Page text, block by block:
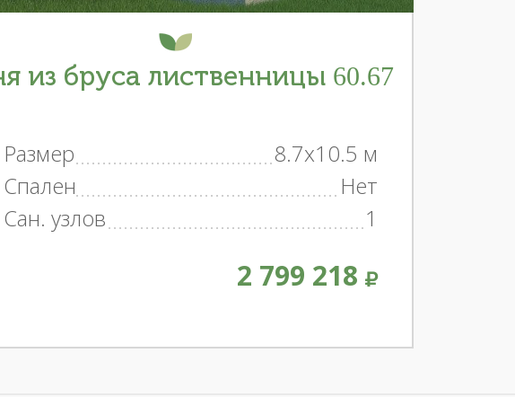
из бруса лиственницы 60.67
Размер
8.7x10.5 м
Спален
Нет
Сан. узлов
1
2 799 218